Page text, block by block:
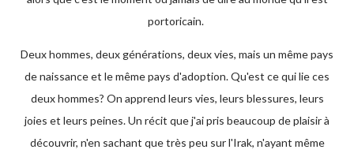
portoricain.
Deux hommes, deux générations, deux vies, mais un même pays
de naissance et le même pays d'adoption. Qu'est ce qui lie ces
deux hommes? On apprend leurs vies, leurs blessures, leurs
joies et leurs peines. Un récit que j'ai pris beaucoup de plaisir à
découvrir, n'en sachant que très peu sur l'Irak, n'ayant même